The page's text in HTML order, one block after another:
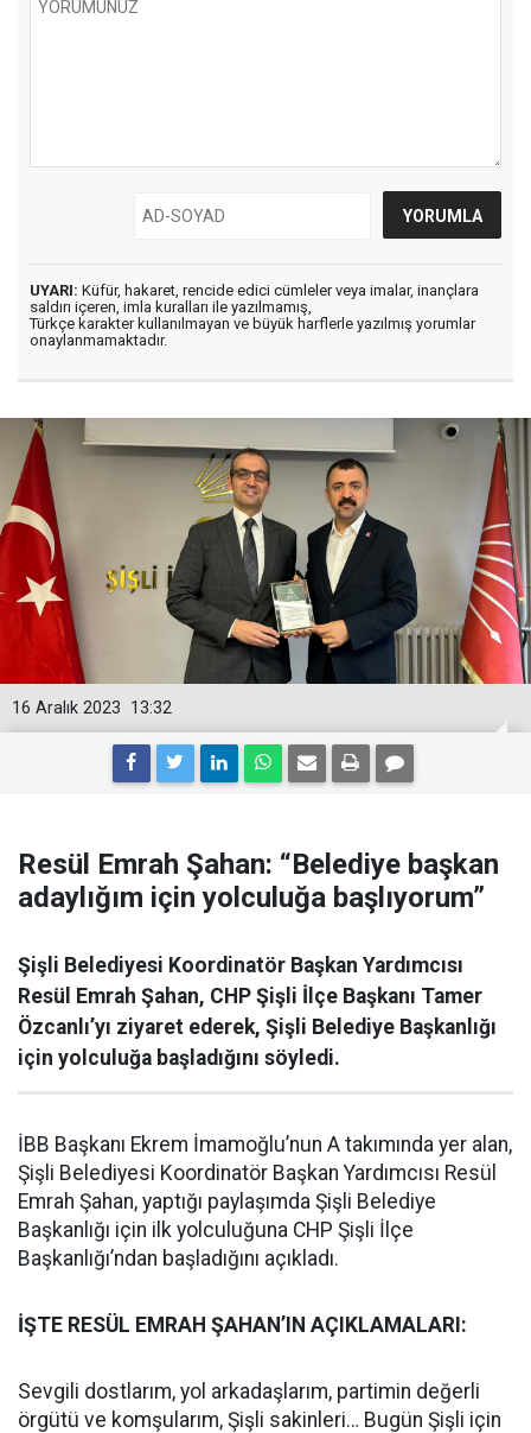
UYARI: Küfür, hakaret, rencide edici cümleler veya imalar, inançlara
saldırı içeren, imla kuralları ile yazılmamış,
Türkçe karakter kullanılmayan ve büyük harflerle yazılmış yorumlar
onaylanmamaktadır.
13:32
16 Aralık 2023
Resül Emrah Şahan: “Belediye başkan
adaylığım için yolculuğa başlıyorum”
Şişli Belediyesi Koordinatör Başkan Yardımcısı
Resül Emrah Şahan, CHP Şişli İlçe Başkanı Tamer
Özcanlı’yı ziyaret ederek, Şişli Belediye Başkanlığı
için yolculuğa başladığını söyledi.
İBB Başkanı Ekrem İmamoğlu’nun A takımında yer alan,
Şişli Belediyesi Koordinatör Başkan Yardımcısı Resül
Emrah Şahan, yaptığı paylaşımda Şişli Belediye
Başkanlığı için ilk yolculuğuna CHP Şişli İlçe
Başkanlığı’ndan başladığını açıkladı.
İŞTE RESÜL EMRAH ŞAHAN’IN AÇIKLAMALARI:
Sevgili dostlarım, yol arkadaşlarım, partimin değerli
örgütü ve komşularım, Şişli sakinleri… Bugün Şişli için